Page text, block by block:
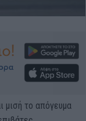
μισή το απόγευμα